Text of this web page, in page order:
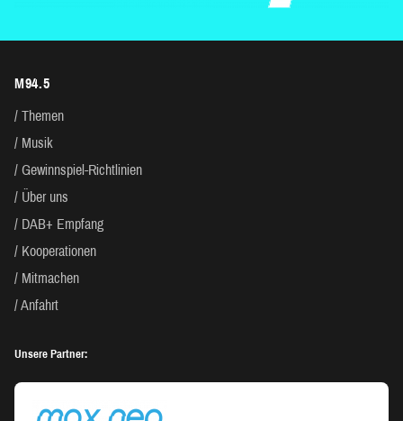
M94.5
Themen
Musik
Gewinnspiel-Richtlinien
Über uns
DAB+ Empfang
Kooperationen
Mitmachen
Anfahrt
Unsere Partner: